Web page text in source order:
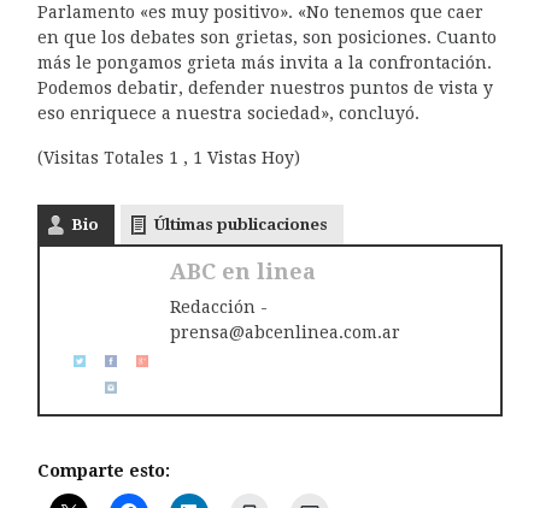
Parlamento «es muy positivo». «No tenemos que caer
en que los debates son grietas, son posiciones. Cuanto
más le pongamos grieta más invita a la confrontación.
Podemos debatir, defender nuestros puntos de vista y
eso enriquece a nuestra sociedad», concluyó.
(Visitas Totales 1 , 1 Vistas Hoy)
Bio Últimas publicaciones
ABC en linea
Redacción -
prensa@abcenlinea.com.ar
Comparte esto: